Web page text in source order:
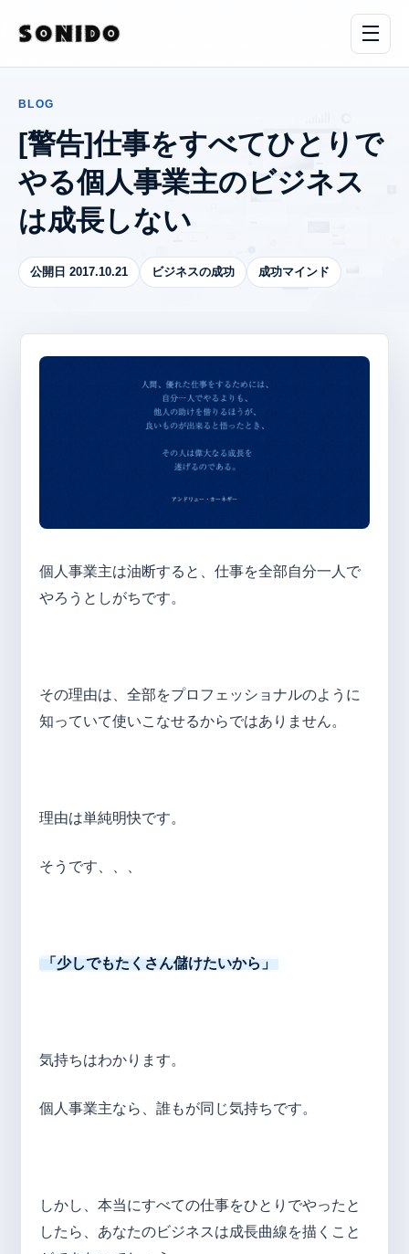
BLOG
[警告]仕事をすべてひとりで
やる個人事業主のビジネス
は成長しない
公開日 2017.10.21 ビジネスの成功 成功マインド
個人事業主は油断すると、仕事を全部自分一人で
やろうとしがちです。
その理由は、全部をプロフェッショナルのように
知っていて使いこなせるからではありません。
理由は単純明快です。
そうです、、、
「少しでもたくさん儲けたいから」
気持ちはわかります。
個人事業主なら、誰もが同じ気持ちです。
しかし、本当にすべての仕事をひとりでやったと
したら、あなたのビジネスは成長曲線を描くこと